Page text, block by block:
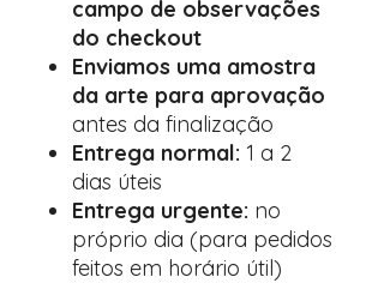
campo de observações
do checkout
Enviamos uma amostra
da arte para aprovação
antes da finalização
Entrega normal: 1 a 2
dias úteis
Entrega urgente: no
próprio dia (para pedidos
feitos em horário útil)